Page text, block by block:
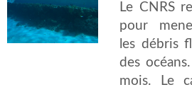
Le CNRS
pour
les débris
des
mois. Le